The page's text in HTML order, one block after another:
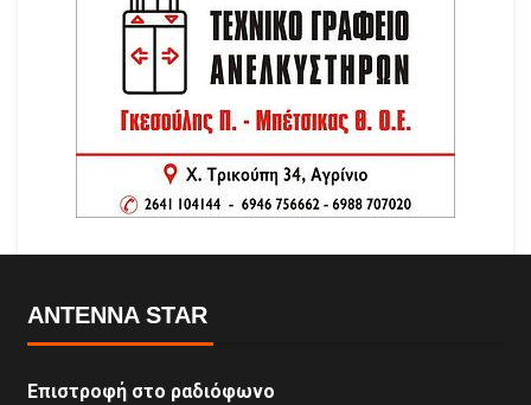
ANTENNA STAR
Επιστροφή στο ραδιόφωνο